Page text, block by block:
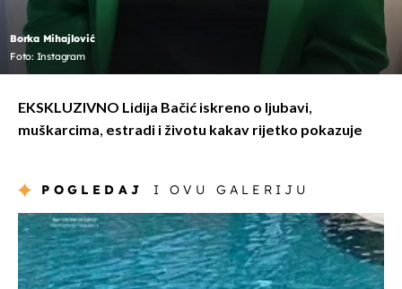
Borka Mihajlović
Foto: Instagram
EKSKLUZIVNO Lidija Bačić iskreno o ljubavi,
muškarcima, estradi i životu kakav rijetko pokazuje
POGLEDAJ I OVU GALERIJU